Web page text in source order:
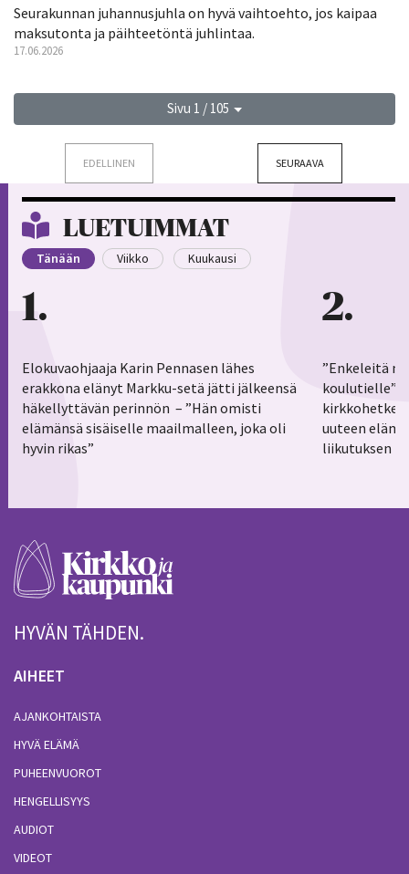
Seurakunnan juhannusjuhla on hyvä vaihtoehto, jos kaipaa
maksutonta ja päihteetöntä juhlintaa.
17.06.2026
Sivu 1 / 105
EDELLINEN SEURAAVA
LUETUIMMAT
Tänään Viikko Kuukausi
1
Elokuvaohjaaja Karin Pennasen lähes
erakkona elänyt Markku-setä jätti jälkeensä
häkellyttävän perinnön – ”Hän omisti
elämänsä sisäiselle maailmalleen, joka oli
hyvin rikas”
2
”Enkeleitä
koulutielle”–
uuteen
liikutuksen
HYVÄN TÄHDEN.
AIHEET
AJANKOHTAISTA
HYVÄ ELÄMÄ
PUHEENVUOROT
HENGELLISYYS
AUDIOT
VIDEOT